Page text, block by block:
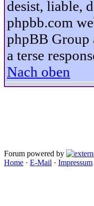
desist, liable,
phpbb.com
phpBB Group
a terse
Nach oben
Forum powered by
Home · E-Mail · Impressum